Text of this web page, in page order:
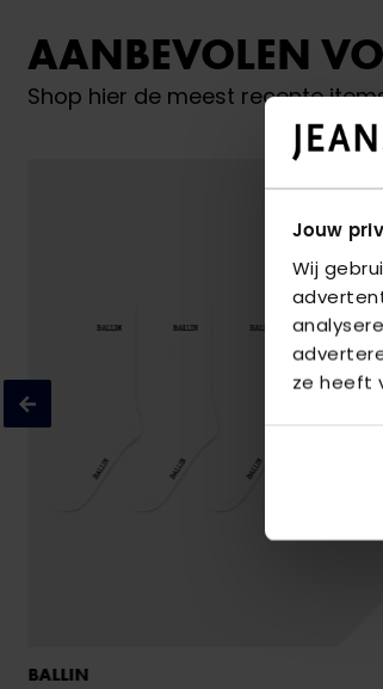
Jouw
Wij
ze heeft
AANBEVOLEN
Shop hier de meest recente
BALLIN